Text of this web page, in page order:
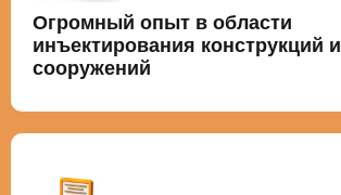
Огромный опыт в области
инъектирования конструкций и
сооружений